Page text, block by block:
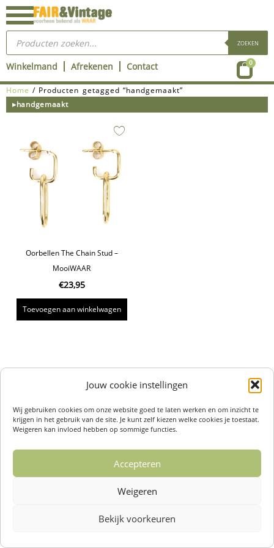
Jouw cookie instellingen
Wij gebruiken cookies om onze website goed te laten werken en om inzicht te
krijgen in het gebruik van de site. Je kunt zelf kiezen welke cookies je toestaat.
Weigeren kan invloed hebben op sommige functies.
Accepteren
Weigeren
Bekijk voorkeuren
Ga
naar
inhoud
Producten
zoeken ZOEKEN
Winkelmand Afrekenen Contact 0
Home / Producten getagged “handgemaakt”
▸handgemaakt
Oorbellen The Chain Stud –
MooiWAAR
€23,95
Toevoegen aan winkelwagen